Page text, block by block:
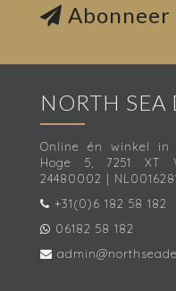
NORTH SEA
Online én winkel in
Hoge 5, 7251 XT
24480002 |
+31(0)6 182 58 182
06182 58 182